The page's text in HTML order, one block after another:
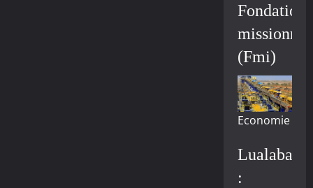
Fondation
(Fmi)
Economie
Lualaba
: